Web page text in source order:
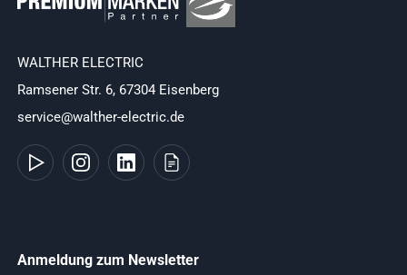
WALTHER ELECTRIC
Ramsener Str. 6, 67304 Eisenberg
service@walther-electric.de
Anmeldung zum Newsletter